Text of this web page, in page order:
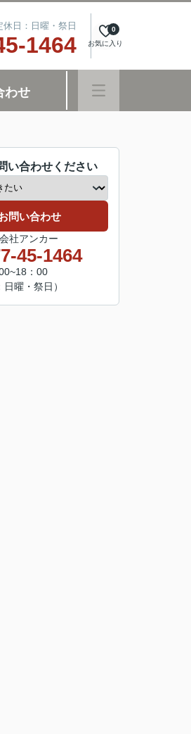
日：日曜・祭日
1464 お気に入り
0
わせ
い合わせください
問い合わせ
社アンカー
45-1464
：00
日曜・祭日）